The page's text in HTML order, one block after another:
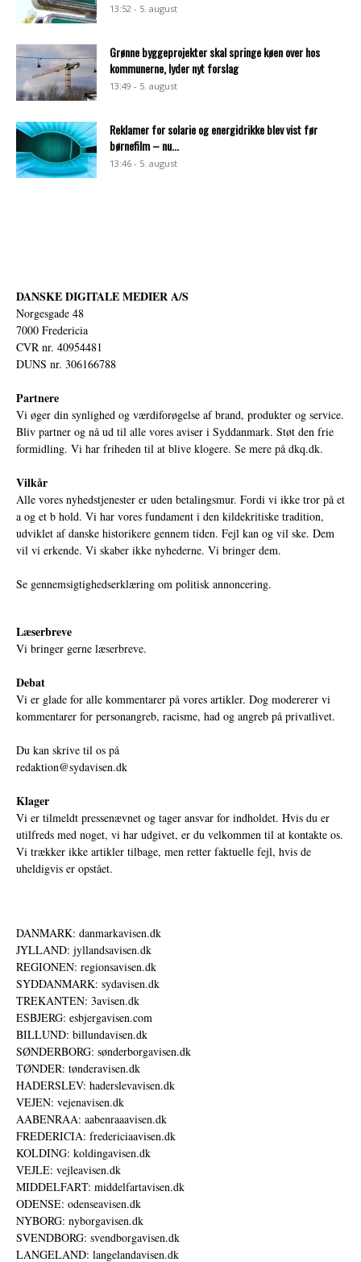
13:52 - 5. august
Grønne byggeprojekter skal springe køen over hos
kommunerne, lyder nyt forslag
13:49 - 5. august
Reklamer for solarie og energidrikke blev vist før
børnefilm – nu...
13:46 - 5. august
DANSKE DIGITALE MEDIER A/S
Norgesgade 48
7000 Fredericia
CVR nr. 40954481
DUNS nr. 306166788
Partnere
Vi øger din synlighed og værdiforøgelse af brand, produkter og service.
Bliv partner og nå ud til alle vores aviser i Syddanmark. Støt den frie
formidling. Vi har friheden til at blive klogere. Se mere på dkq.dk.
Vilkår
Alle vores nyhedstjenester er uden betalingsmur. Fordi vi ikke tror på et
a og et b hold. Vi har vores fundament i den kildekritiske tradition,
udviklet af danske historikere gennem tiden. Fejl kan og vil ske. Dem
vil vi erkende. Vi skaber ikke nyhederne. Vi bringer dem.
Se gennemsigtighedserklæring om politisk annoncering.
Læserbreve
Vi bringer gerne læserbreve.
Debat
Vi er glade for alle kommentarer på vores artikler. Dog modererer vi
kommentarer for personangreb, racisme, had og angreb på privatlivet.
Du kan skrive til os på
redaktion@sydavisen.dk
Klager
Vi er tilmeldt pressenævnet og tager ansvar for indholdet. Hvis du er
utilfreds med noget, vi har udgivet, er du velkommen til at kontakte os.
Vi trækker ikke artikler tilbage, men retter faktuelle fejl, hvis de
uheldigvis er opstået.
DANMARK: danmarkavisen.dk
JYLLAND: jyllandsavisen.dk
REGIONEN: regionsavisen.dk
SYDDANMARK: sydavisen.dk
TREKANTEN: 3avisen.dk
ESBJERG: esbjergavisen.com
BILLUND: billundavisen.dk
SØNDERBORG: sønderborgavisen.dk
TØNDER: tønderavisen.dk
HADERSLEV: haderslevavisen.dk
VEJEN: vejenavisen.dk
AABENRAA: aabenraaavisen.dk
FREDERICIA: fredericiaavisen.dk
KOLDING: koldingavisen.dk
VEJLE: vejleavisen.dk
MIDDELFART: middelfartavisen.dk
ODENSE: odenseavisen.dk
NYBORG: nyborgavisen.dk
SVENDBORG: svendborgavisen.dk
LANGELAND: langelandavisen.dk